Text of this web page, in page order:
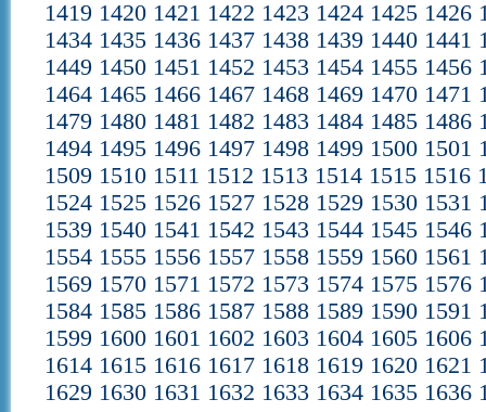
1419 1420 1421 1422 1423 1424 1425 1426
1434 1435 1436 1437 1438 1439 1440 1441
1449 1450 1451 1452 1453 1454 1455 1456
1464 1465 1466 1467 1468 1469 1470 1471
1479 1480 1481 1482 1483 1484 1485 1486
1494 1495 1496 1497 1498 1499 1500 1501
1509 1510 1511 1512 1513 1514 1515 1516
1524 1525 1526 1527 1528 1529 1530 1531
1539 1540 1541 1542 1543 1544 1545 1546
1554 1555 1556 1557 1558 1559 1560 1561
1569 1570 1571 1572 1573 1574 1575 1576
1584 1585 1586 1587 1588 1589 1590 1591
1599 1600 1601 1602 1603 1604 1605 1606
1614 1615 1616 1617 1618 1619 1620 1621
1629 1630 1631 1632 1633 1634 1635 1636